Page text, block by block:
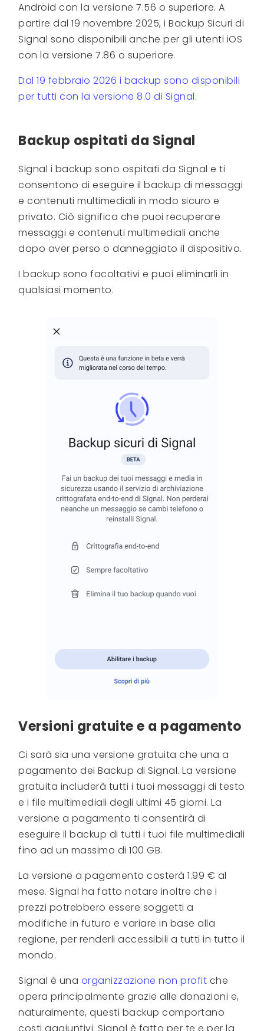
Android con la versione 7.56 o superiore. A
partire dal 19 novembre 2025, i Backup Sicuri di
Signal sono disponibili anche per gli utenti iOS
con la versione 7.86 o superiore.
Dal 19 febbraio 2026 i backup sono disponibili
per tutti con la versione 8.0 di Signal.
Backup ospitati da Signal
Signal i backup sono ospitati da Signal e ti
consentono di eseguire il backup di messaggi
e contenuti multimediali in modo sicuro e
privato. Ciò significa che puoi recuperare
messaggi e contenuti multimediali anche
dopo aver perso o danneggiato il dispositivo.
I backup sono facoltativi e puoi eliminarli in
qualsiasi momento.
Versioni gratuite e a pagamento
Ci sarà sia una versione gratuita che una a
pagamento dei Backup di Signal. La versione
gratuita includerà tutti i tuoi messaggi di testo
e i file multimediali degli ultimi 45 giorni. La
versione a pagamento ti consentirà di
eseguire il backup di tutti i tuoi file multimediali
fino ad un massimo di 100 GB.
La versione a pagamento costerà 1.99 € al
mese. Signal ha fatto notare inoltre che i
prezzi potrebbero essere soggetti a
modifiche in futuro e variare in base alla
regione, per renderli accessibili a tutti in tutto il
mondo.
Signal è una organizzazione non profit che
opera principalmente grazie alle donazioni e,
naturalmente, questi backup comportano